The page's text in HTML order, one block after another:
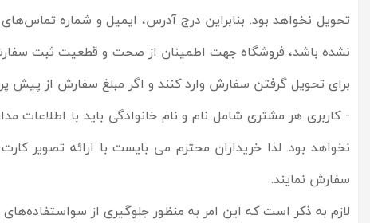
تحویل نخواهد بود. بنابراین درج آدرس، ایمیل و شماره
نشده باشد، فروشگاه جهت اطمینان از صحت و قطعیت ثبت
برای تحویل گرفتن سفارش وارد کنند و اگر مبلغ سفارش از پیش
- کاربری هر مشتری شامل نام و نام خانوادگی باید با اطلاعات
نخواهد بود. لذا خریداران محترم می بایست با ارائه
سفارش نمایند.
لازم به ذکر است که این امر به منظور جلوگیری از